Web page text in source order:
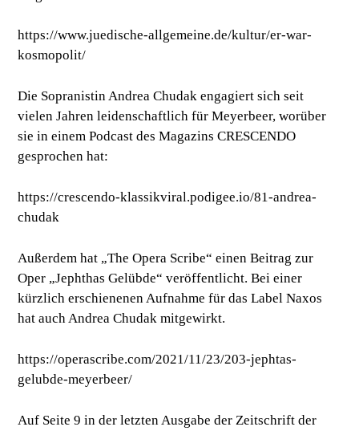
https://www.juedische-allgemeine.de/kultur/er-war-
kosmopolit/
Die Sopranistin Andrea Chudak engagiert sich seit
vielen Jahren leidenschaftlich für Meyerbeer, worüber
sie in einem Podcast des Magazins CRESCENDO
gesprochen hat:
https://crescendo-klassikviral.podigee.io/81-andrea-
chudak
Außerdem hat „The Opera Scribe“ einen Beitrag zur
Oper „Jephthas Gelübde“ veröffentlicht. Bei einer
kürzlich erschienenen Aufnahme für das Label Naxos
hat auch Andrea Chudak mitgewirkt.
https://operascribe.com/2021/11/23/203-jephtas-
gelubde-meyerbeer/
Auf Seite 9 in der letzten Ausgabe der Zeitschrift der